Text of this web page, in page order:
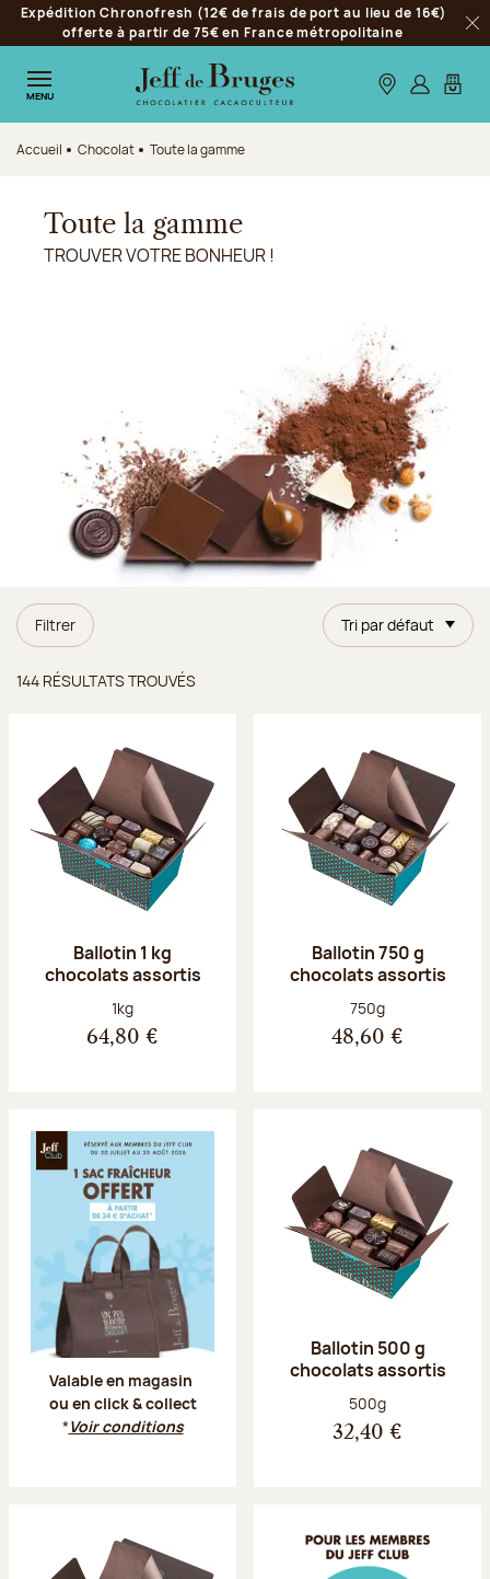
Aller à la navigation
Aller au contenu principal
Aller au pied de page
Expédition Chronofresh (12€ de frais de port au lieu de 16€)
offerte à partir de 75€ en France métropolitaine
MENU Nos boutiques
S’identifier
Mon
Accueil Chocolat Toute la gamme
Toute la gamme
TROUVER VOTRE BONHEUR !
Filtrer Tri par défaut
144 RÉSULTATS TROUVÉS
Ballotin 1 kg
chocolats assortis
Poids net :
1kg
64,80 €
Ballotin 750 g
chocolats assortis
Poids net :
750g
48,60 €
Valable en magasin
ou en click & collect
*Voir conditions
Ballotin 500 g
chocolats assortis
Poids net :
500g
32,40 €